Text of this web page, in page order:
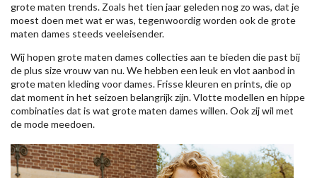
grote maten trends. Zoals het tien jaar geleden nog zo was, dat je
moest doen met wat er was, tegenwoordig worden ook de grote
maten dames steeds veeleisender.
Wij hopen grote maten dames collecties aan te bieden die past bij
de plus size vrouw van nu. We hebben een leuk en vlot aanbod in
grote maten kleding voor dames. Frisse kleuren en prints, die op
dat moment in het seizoen belangrijk zijn. Vlotte modellen en hippe
combinaties dat is wat grote maten dames willen. Ook zij wil met
de mode meedoen.